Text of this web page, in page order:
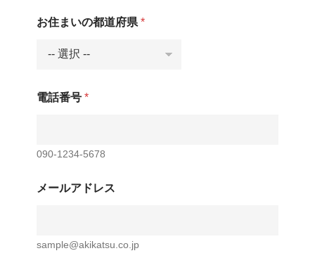
お住まいの都道府県 *
電話番号 *
090-1234-5678
メールアドレス
sample@akikatsu.co.jp